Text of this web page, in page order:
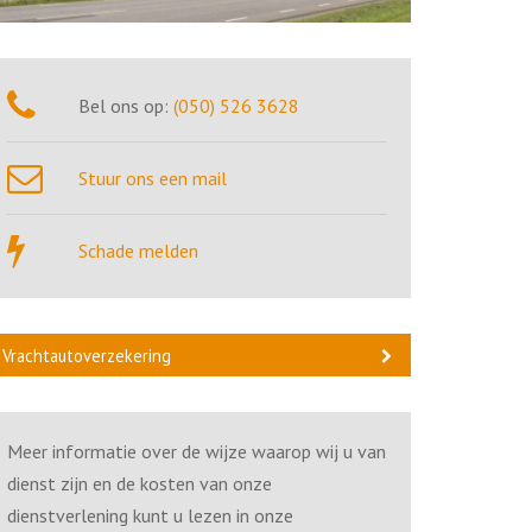
Bel ons op: (050) 526 3628
Stuur ons een mail
Schade melden
Vrachtautoverzekering
Meer informatie over de wijze waarop wij u van
dienst zijn en de kosten van onze
dienstverlening kunt u lezen in onze